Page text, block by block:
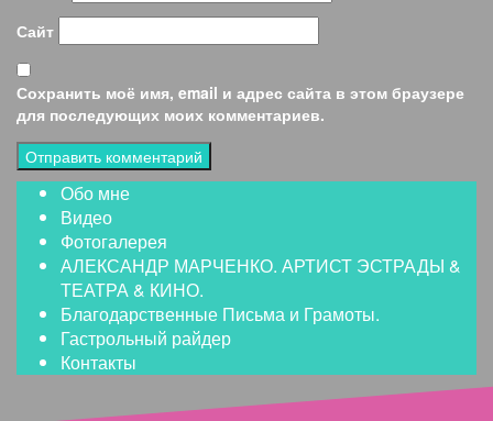
Сайт
Сохранить моё имя, email и адрес сайта в этом браузере
для последующих моих комментариев.
Обо мне
Видео
Фотогалерея
АЛЕКСАНДР МАРЧЕНКО. АРТИСТ ЭСТРАДЫ &
ТЕАТРА & КИНО.
Благодарственные Письма и Грамоты.
Гастрольный райдер
Контакты